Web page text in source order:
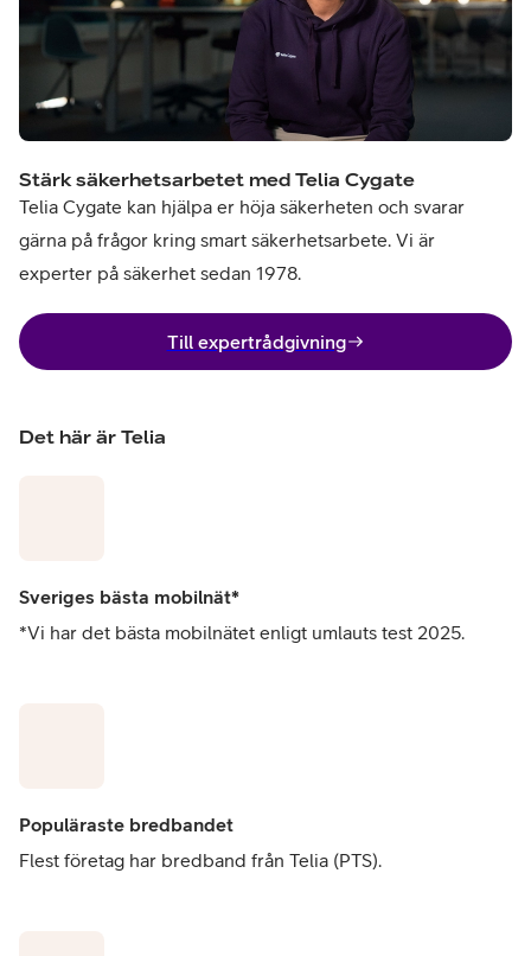
Stärk säkerhetsarbetet med Telia Cygate
Telia Cygate kan hjälpa er höja säkerheten och svarar
gärna på frågor kring smart säkerhetsarbete. Vi är
experter på säkerhet sedan 1978.
Till expertrådgivning
Det här är Telia
Sveriges bästa mobilnät*
*Vi har det bästa mobilnätet enligt umlauts test 2025.
Populäraste bredbandet
Flest företag har bredband från Telia (PTS).